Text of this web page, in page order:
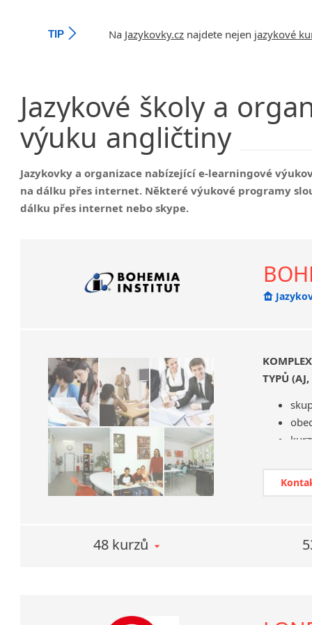
TIP Na Jazykovky.cz najdete nejen jazykové
Jazykové školy a
výuku angličtiny
Jazykovky a organizace nabízející e-learningové
na dálku přes internet. Některé výukové programy
dálku přes internet nebo skype.
TYPŮ
48 kurzů